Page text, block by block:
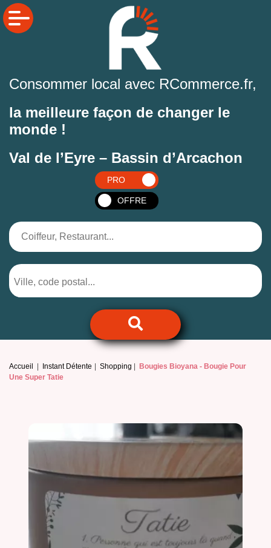
Consommer local avec RCommerce.fr,
la meilleure façon de changer le
monde !
Val de l’Eyre – Bassin d’Arcachon
PRO
OFFRE
Accueil Instant Détente Shopping Bougies Bioyana - Bougie Pour
Une Super Tatie